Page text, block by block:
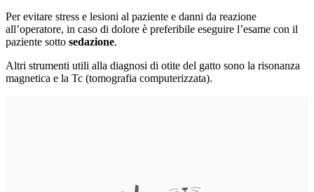
Per evitare stress e lesioni al paziente e danni da reazione
all’operatore, in caso di dolore è preferibile eseguire l’esame con il
paziente sotto sedazione.
Altri strumenti utili alla diagnosi di otite del gatto sono la risonanza
magnetica e la Tc (tomografia computerizzata).